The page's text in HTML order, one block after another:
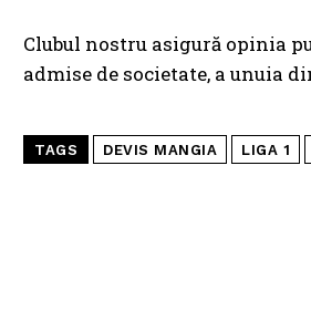
Clubul nostru asigură opinia
admise de societate, a unuia
TAGS DEVIS MANGIA LIGA 1